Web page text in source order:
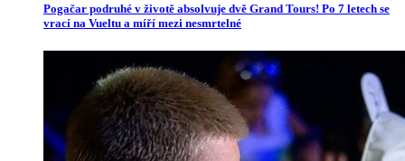
Pogačar podruhé v životě absolvuje dvě Grand Tours! Po 7 letech se
vrací na Vueltu a míří mezi nesmrtelné